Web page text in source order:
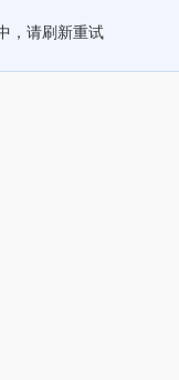
，请刷新重试